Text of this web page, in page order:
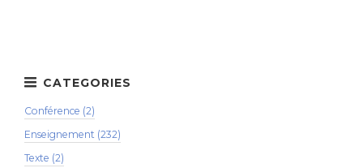
Conférence (2)
Enseignement (232)
Texte (2)